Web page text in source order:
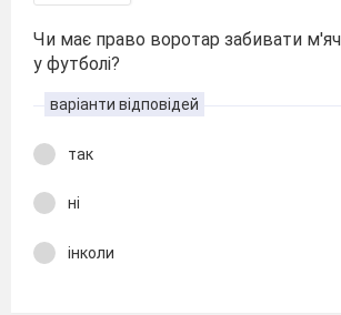
Чи має право воротар забивати
у футболі?
варіанти відповідей
так
ні
інколи